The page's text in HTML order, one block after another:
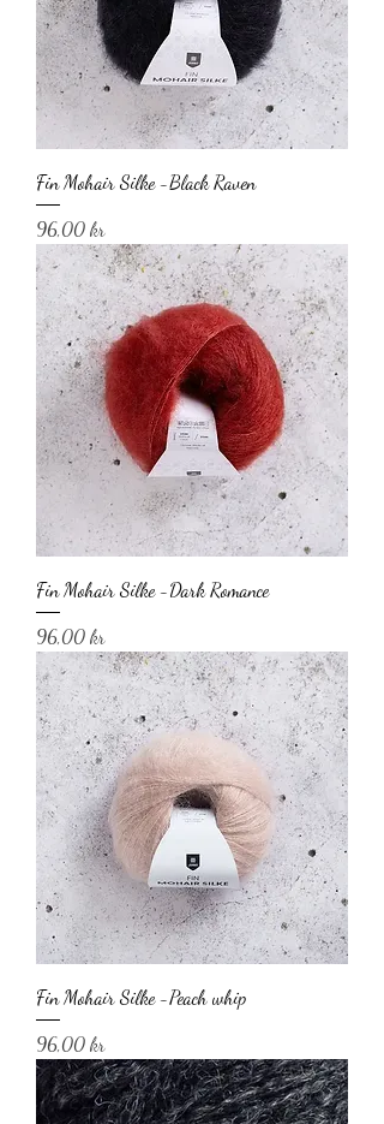
Fin Mohair Silke -Black Raven
Pris
96,00 kr
Fin Mohair Silke -Dark Romance
Pris
96,00 kr
Fin Mohair Silke -Peach whip
Pris
96,00 kr